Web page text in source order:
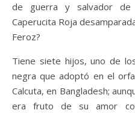
de guerra y salvador de
Caperucita Roja
Feroz?
Tiene siete hijos, uno de
negra que adoptó en el
Calcuta, en Bangladesh;
era fruto de su amor